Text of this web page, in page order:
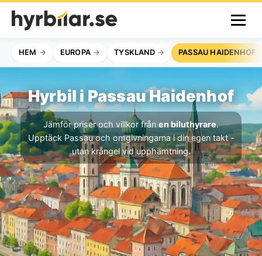
HEM EUROPA TYSKLAND PASSAU HAIDENHOF
Hyrbil i Passau Haidenhof
Jämför priser och villkor från en biluthyrare.
Upptäck Passau och omgivningarna i din egen takt -
utan krångel vid upphämtning.